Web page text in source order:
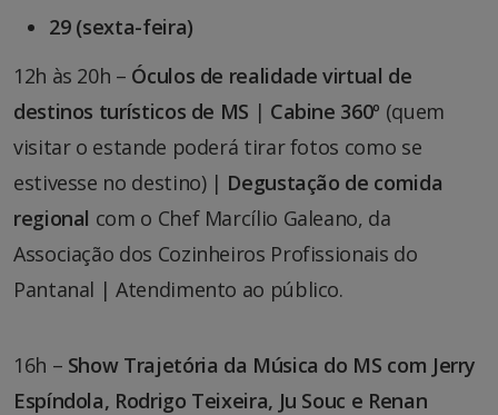
29 (sexta-feira)
12h às 20h – Óculos de realidade virtual de
destinos turísticos de MS | Cabine 360º (quem
visitar o estande poderá tirar fotos como se
estivesse no destino) | Degustação de comida
regional com o Chef Marcílio Galeano, da
Associação dos Cozinheiros Profissionais do
Pantanal | Atendimento ao público.
16h – Show Trajetória da Música do MS com Jerry
Espíndola, Rodrigo Teixeira, Ju Souc e Renan